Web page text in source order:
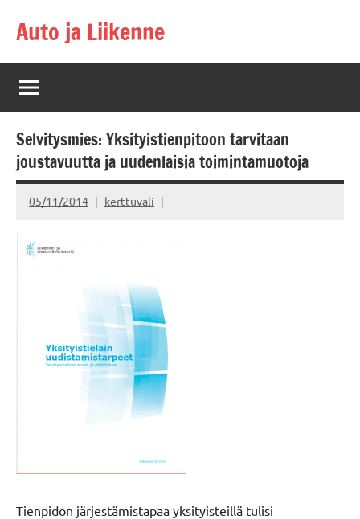
Auto ja Liikenne
Selvitysmies: Yksityistienpitoon tarvitaan
joustavuutta ja uudenlaisia toimintamuotoja
05/11/2014 kerttuvali
Tienpidon järjestämistapaa yksityisteillä tulisi